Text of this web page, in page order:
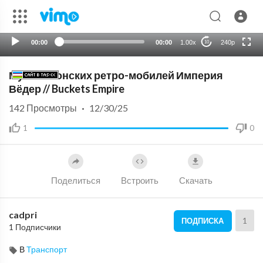
00:00 00:00 1.00x 10 240p
720p
Музей японских ретро-мобилей Империя
Вёдер // Buckets Empire
1 0
142 Просмотры · 12/30/25
Поделиться Встроить Скачать
cadpri
1 Подписчики
ПОДПИСКА 1
ВТранспорт